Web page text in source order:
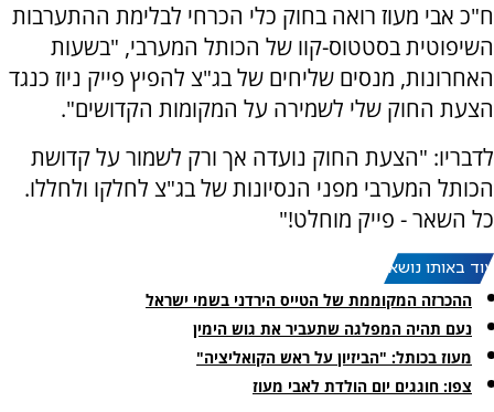
ח"כ אבי מעוז רואה בחוק כלי הכרחי לבלימת ההתערבות
השיפוטית בסטטוס-קוו של הכותל המערבי, "בשעות
האחרונות, מנסים שליחים של בג"צ להפיץ פייק ניוז כנגד
הצעת החוק שלי לשמירה על המקומות הקדושים".
לדבריו: "הצעת החוק נועדה אך ורק לשמור על קדושת
הכותל המערבי מפני הנסיונות של בג"צ לחלקו ולחללו.
כל השאר - פייק מוחלט!"
עוד באותו נושא:
ההכרזה המקוממת של הטייס הירדני בשמי ישראל
נעם תהיה המפלגה שתעביר את גוש הימין
מעוז בכותל: "הביזיון על ראש הקואליציה"
צפו: חוגגים יום הולדת לאבי מעוז